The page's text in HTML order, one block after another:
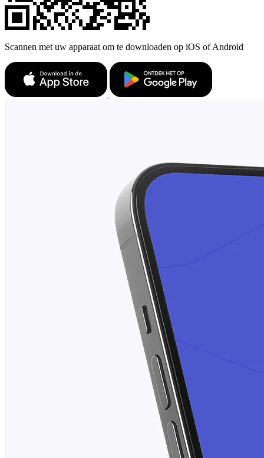
Scannen met uw apparaat om te downloaden op iOS of Android